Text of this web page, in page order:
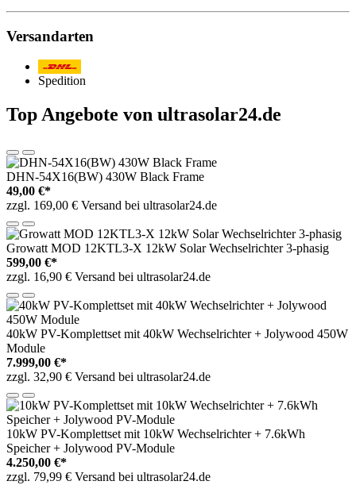
Versandarten
Spedition
Top Angebote von ultrasolar24.de
DHN-54X16(BW) 430W Black Frame
49,00 €*
zzgl. 169,00 € Versand bei ultrasolar24.de
Growatt MOD 12KTL3-X 12kW Solar Wechselrichter 3-phasig
599,00 €*
zzgl. 16,90 € Versand bei ultrasolar24.de
40kW PV-Komplettset mit 40kW Wechselrichter + Jolywood 450W
Module
7.999,00 €*
zzgl. 32,90 € Versand bei ultrasolar24.de
10kW PV-Komplettset mit 10kW Wechselrichter + 7.6kWh
Speicher + Jolywood PV-Module
4.250,00 €*
zzgl. 79,99 € Versand bei ultrasolar24.de